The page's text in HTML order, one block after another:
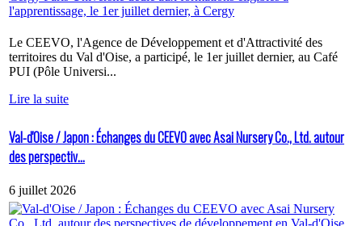
Le CEEVO, l'Agence de Développement et d'Attractivité des
territoires du Val d'Oise, a participé, le 1er juillet dernier, au Café
PUI (Pôle Universi...
Lire la suite
Val-d'Oise / Japon : Échanges du CEEVO avec Asai Nursery Co., Ltd. autour
des perspectiv...
6 juillet 2026